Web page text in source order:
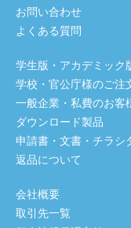
お問い合わせ
よくある質問
学生版・アカデミック
学校・官公庁様のご注
一般企業・私費のお客
ダウンロード製品
申請書・文書・チラシ
返品について
会社概要
取引先一覧